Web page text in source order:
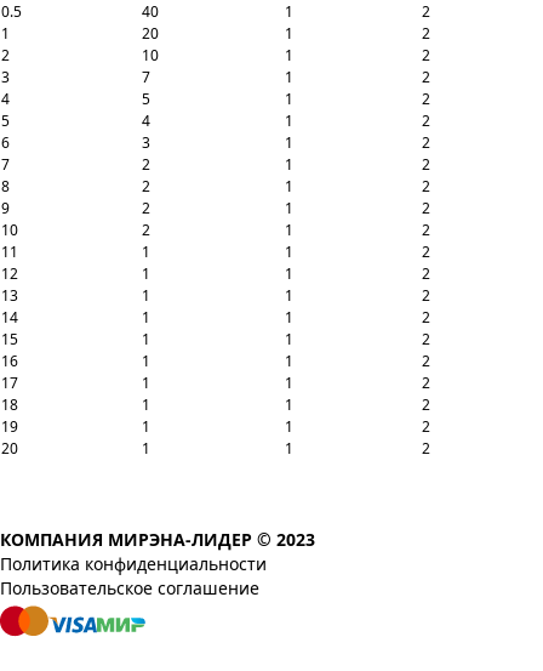
0.5
40 1
2
1
20 1
2
2
10 1
2
3
7 1
2
4
5 1
2
5
4 1
2
6
3 1
2
7
2 1
2
8
2 1
2
9
2 1
2
10
2 1
2
11
1 1
2
12
1 1
2
13
1 1
2
14
1 1
2
15
1 1
2
16
1 1
2
17
1 1
2
18
1 1
2
19
1 1
2
20
1 1 2
КОМПАНИЯ МИРЭНА-ЛИДЕР © 2023
Политика конфиденциальности
Пользовательское соглашение